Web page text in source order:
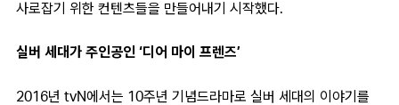
사로잡기 위한 컨텐츠들을 만들어내기 시작했다.
실버 세대가 주인공인 ‘디어 마이 프렌즈’
2016년 tvN에서는 10주년 기념드라마로 실버 세대의 이야기를